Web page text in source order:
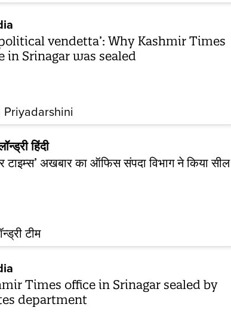
political vendetta’: Why Kashmir Times
in Srinagar was sealed
Priyadarshini
हिंदी
टाइम्स’ अखबार का ऑफिस संपदा विभाग ने किया सील
टीम
Times office in Srinagar sealed by
department